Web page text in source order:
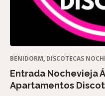
BENIDORM, DISCOTECAS
Entrada Nochevieja
Apartamentos